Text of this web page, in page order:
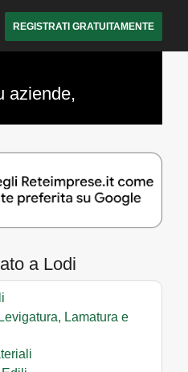
REGISTRATI GRATUITAMENTE
aziende,
a Lodi
Lamatura e